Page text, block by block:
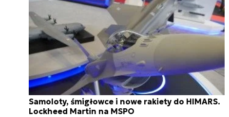
Samoloty, śmigłowce i nowe rakiety do HIMARS.
Lockheed Martin na MSPO